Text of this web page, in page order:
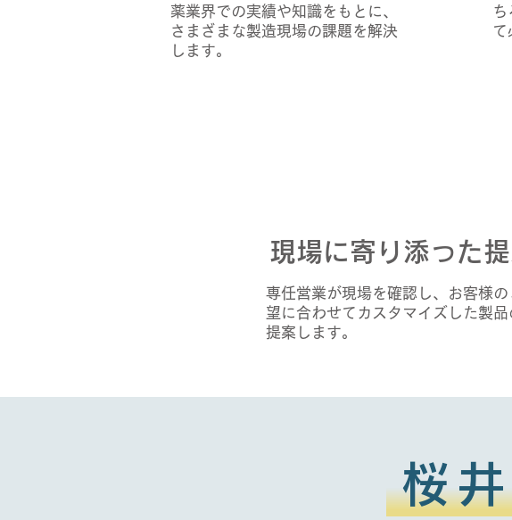
薬業界での実績や知識をもとに、
さまざまな製造現場の課題を解決
します。
ち
て
現場に寄り添った
専任営業が現場を確認し、お客様の
望に合わせてカスタマイズした製品
提案します。
桜